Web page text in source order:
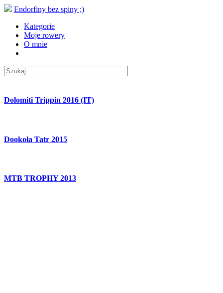
Endorfiny bez spiny ;)
Kategorie
Moje rowery
O mnie
Dolomiti Trippin 2016 (IT)
Dookoła Tatr 2015
MTB TROPHY 2013